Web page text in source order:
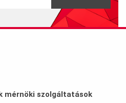
mérnöki szolgáltatások